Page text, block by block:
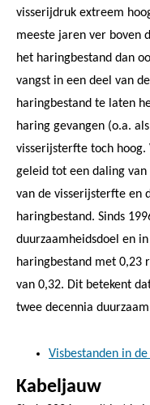
visserijdruk extreem
meeste jaren ver boven
het haringbestand dan
vangst in een deel van
haringbestand te laten
haring gevangen (o.a.
visserijsterfte toch
geleid tot een daling
van de visserijsterfte en
haringbestand. Sinds
duurzaamheidsdoel en
haringbestand met 0,23
van 0,32. Dit betekent
twee decennia
Visbestanden in
Kabeljauw